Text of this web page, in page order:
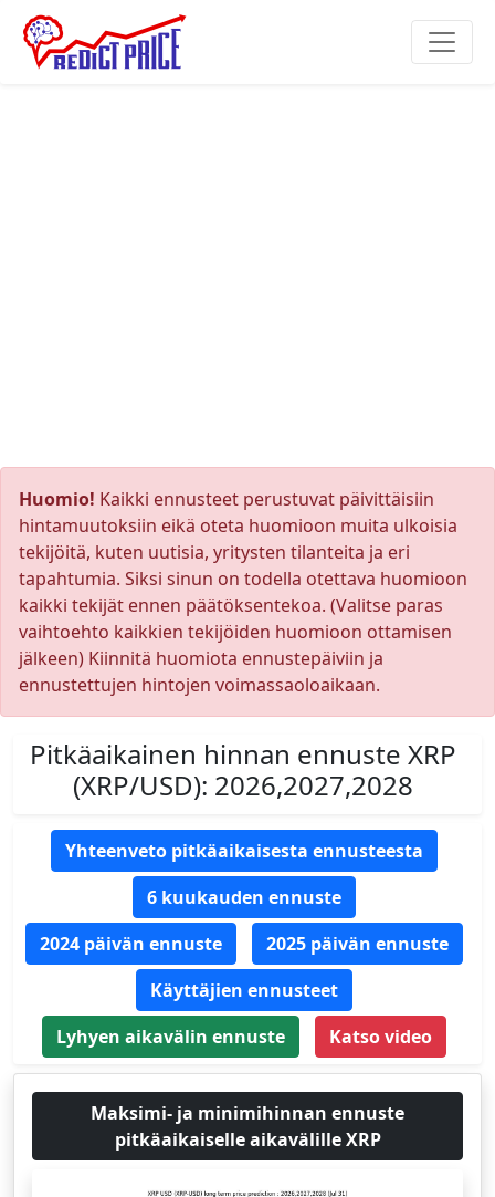
Huomio! Kaikki ennusteet perustuvat päivittäisiin
hintamuutoksiin eikä oteta huomioon muita ulkoisia
tekijöitä, kuten uutisia, yritysten tilanteita ja eri
tapahtumia. Siksi sinun on todella otettava huomioon
kaikki tekijät ennen päätöksentekoa. (Valitse paras
vaihtoehto kaikkien tekijöiden huomioon ottamisen
jälkeen) Kiinnitä huomiota ennustepäiviin ja
ennustettujen hintojen voimassaoloaikaan.
Pitkäaikainen hinnan ennuste XRP
(XRP/USD): 2026,2027,2028
Yhteenveto pitkäaikaisesta ennusteesta
6 kuukauden ennuste
2024 päivän ennuste
2025 päivän ennuste
Käyttäjien ennusteet
Lyhyen aikavälin ennuste
Katso video
Maksimi- ja minimihinnan ennuste
pitkäaikaiselle aikavälille XRP